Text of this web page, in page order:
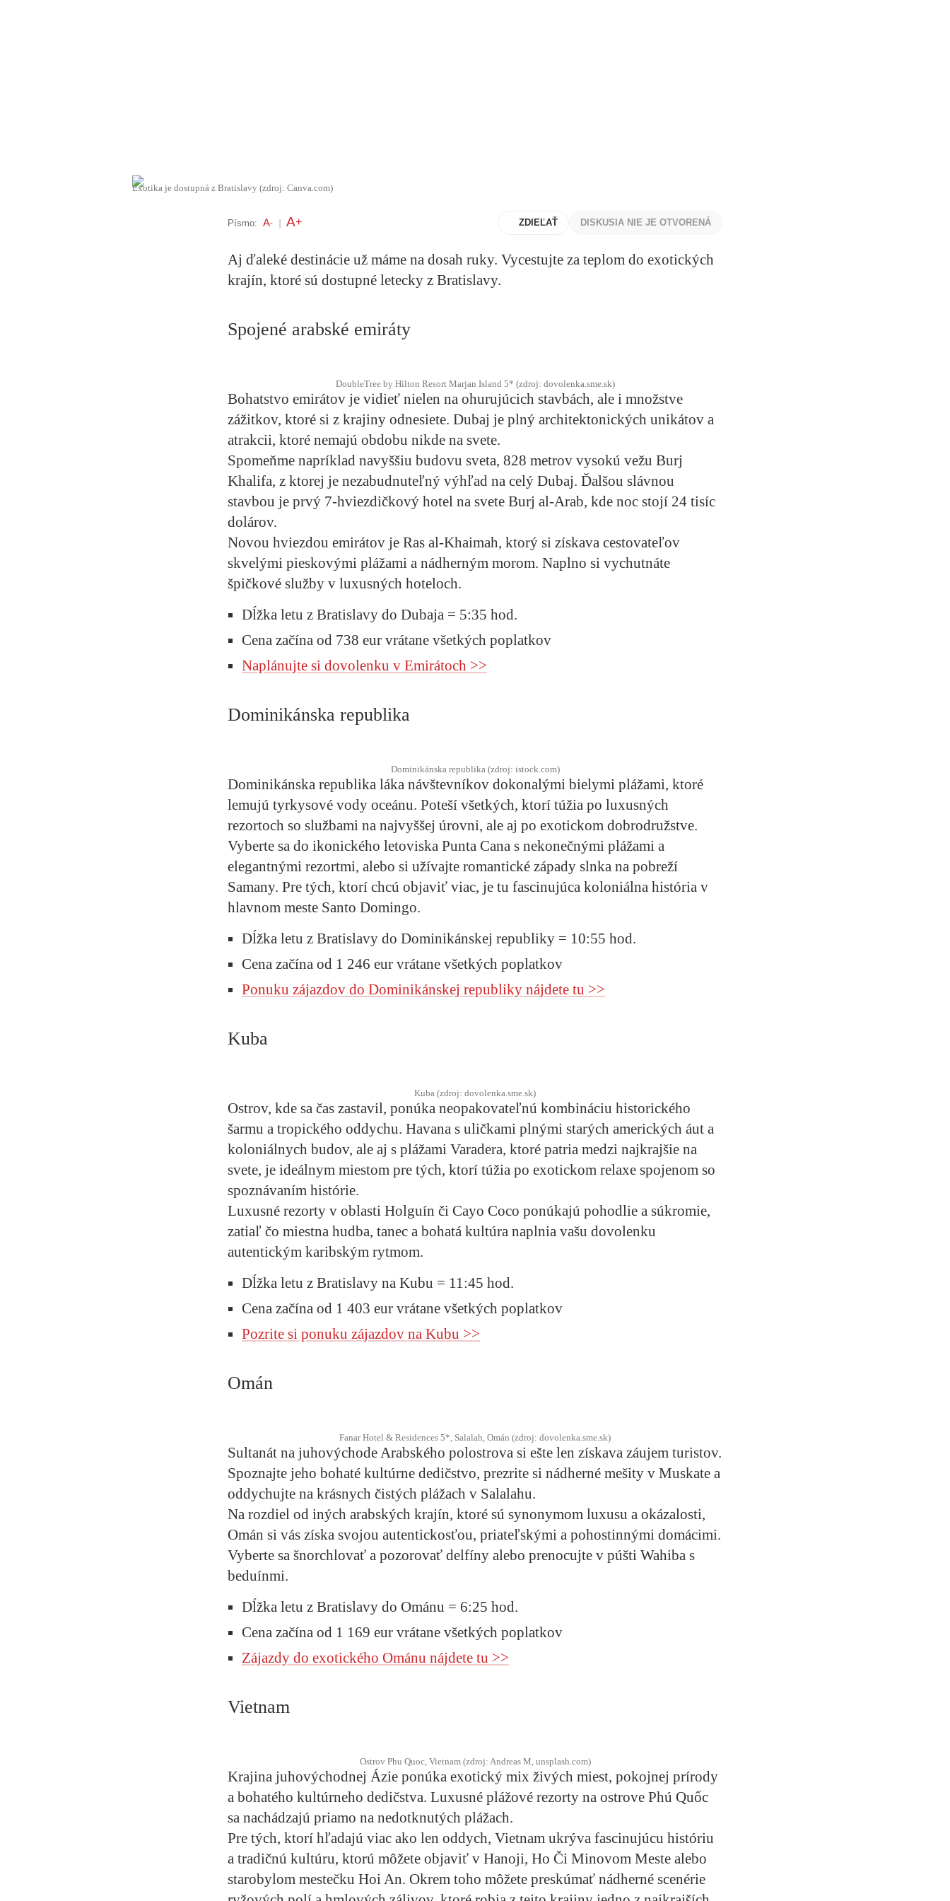
Exotika je dostupná z Bratislavy (zdroj: Canva.com)
Písmo: A- A+ ZDIEĽAŤ DISKUSIA NIE JE OTVORENÁ
Aj ďaleké destinácie už máme na dosah ruky. Vycestujte za teplom do exotických
krajín, ktoré sú dostupné letecky z Bratislavy.
Spojené arabské emiráty
DoubleTree by Hilton Resort Marjan Island 5* (zdroj: dovolenka.sme.sk)
Bohatstvo emirátov je vidieť nielen na ohurujúcich stavbách, ale i množstve
zážitkov, ktoré si z krajiny odnesiete. Dubaj je plný architektonických unikátov a
atrakcii, ktoré nemajú obdobu nikde na svete.
Spomeňme napríklad navyššiu budovu sveta, 828 metrov vysokú vežu Burj
Khalifa, z ktorej je nezabudnuteľný výhľad na celý Dubaj. Ďalšou slávnou
stavbou je prvý 7-hviezdičkový hotel na svete Burj al-Arab, kde noc stojí 24 tisíc
dolárov.
Novou hviezdou emirátov je Ras al-Khaimah, ktorý si získava cestovateľov
skvelými pieskovými plážami a nádherným morom. Naplno si vychutnáte
špičkové služby v luxusných hoteloch.
Dĺžka letu z Bratislavy do Dubaja = 5:35 hod.
Cena začína od 738 eur vrátane všetkých poplatkov
Naplánujte si dovolenku v Emirátoch >>
Dominikánska republika
Dominikánska republika (zdroj: istock.com)
Dominikánska republika láka návštevníkov dokonalými bielymi plážami, ktoré
lemujú tyrkysové vody oceánu. Poteší všetkých, ktorí túžia po luxusných
rezortoch so službami na najvyššej úrovni, ale aj po exotickom dobrodružstve.
Vyberte sa do ikonického letoviska Punta Cana s nekonečnými plážami a
elegantnými rezortmi, alebo si užívajte romantické západy slnka na pobreží
Samany. Pre tých, ktorí chcú objaviť viac, je tu fascinujúca koloniálna história v
hlavnom meste Santo Domingo.
Dĺžka letu z Bratislavy do Dominikánskej republiky = 10:55 hod.
Cena začína od 1 246 eur vrátane všetkých poplatkov
Ponuku zájazdov do Dominikánskej republiky nájdete tu >>
Kuba
Kuba (zdroj: dovolenka.sme.sk)
Ostrov, kde sa čas zastavil, ponúka neopakovateľnú kombináciu historického
šarmu a tropického oddychu. Havana s uličkami plnými starých amerických áut a
koloniálnych budov, ale aj s plážami Varadera, ktoré patria medzi najkrajšie na
svete, je ideálnym miestom pre tých, ktorí túžia po exotickom relaxe spojenom so
spoznávaním histórie.
Luxusné rezorty v oblasti Holguín či Cayo Coco ponúkajú pohodlie a súkromie,
zatiaľ čo miestna hudba, tanec a bohatá kultúra naplnia vašu dovolenku
autentickým karibským rytmom.
Dĺžka letu z Bratislavy na Kubu = 11:45 hod.
Cena začína od 1 403 eur vrátane všetkých poplatkov
Pozrite si ponuku zájazdov na Kubu >>
Omán
Fanar Hotel & Residences 5*, Salalah, Omán (zdroj: dovolenka.sme.sk)
Sultanát na juhovýchode Arabského polostrova si ešte len získava záujem turistov.
Spoznajte jeho bohaté kultúrne dedičstvo, prezrite si nádherné mešity v Muskate a
oddychujte na krásnych čistých plážach v Salalahu.
Na rozdiel od iných arabských krajín, ktoré sú synonymom luxusu a okázalosti,
Omán si vás získa svojou autentickosťou, priateľskými a pohostinnými domácimi.
Vyberte sa šnorchlovať a pozorovať delfíny alebo prenocujte v púšti Wahiba s
beduínmi.
Dĺžka letu z Bratislavy do Ománu = 6:25 hod.
Cena začína od 1 169 eur vrátane všetkých poplatkov
Zájazdy do exotického Ománu nájdete tu >>
Vietnam
Ostrov Phu Quoc, Vietnam (zdroj: Andreas M, unsplash.com)
Krajina juhovýchodnej Ázie ponúka exotický mix živých miest, pokojnej prírody
a bohatého kultúrneho dedičstva. Luxusné plážové rezorty na ostrove Phú Quốc
sa nachádzajú priamo na nedotknutých plážach.
Pre tých, ktorí hľadajú viac ako len oddych, Vietnam ukrýva fascinujúcu históriu
a tradičnú kultúru, ktorú môžete objaviť v Hanoji, Ho Či Minovom Meste alebo
starobylom mestečku Hoi An. Okrem toho môžete preskúmať nádherné scenérie